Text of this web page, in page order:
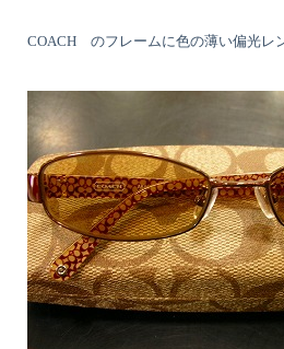
COACH のフレームに色の薄い偏光レ